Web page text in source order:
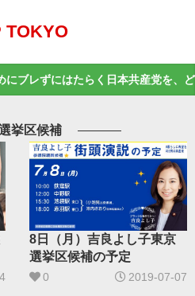
TOKYO
にブレずにはたらく日本共産党を、
挙区候補
8日（月）吉良よし子東京
選挙区候補の予定
0 2019-07-07